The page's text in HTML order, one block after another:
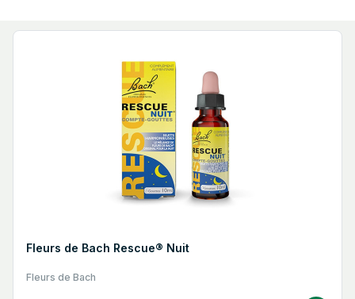
Fleurs de Bach Rescue® Nuit
Fleurs de Bach